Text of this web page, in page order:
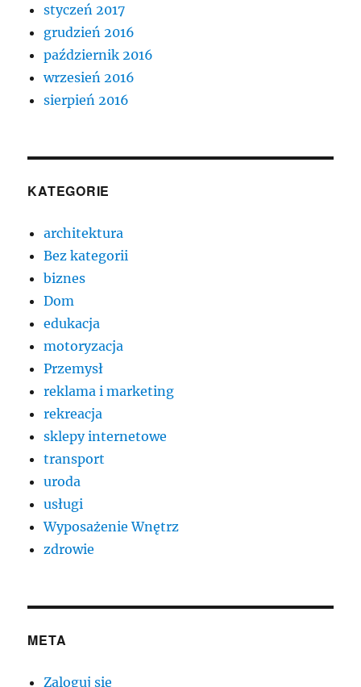
styczeń 2017
grudzień 2016
październik 2016
wrzesień 2016
sierpień 2016
KATEGORIE
architektura
Bez kategorii
biznes
Dom
edukacja
motoryzacja
Przemysł
reklama i marketing
rekreacja
sklepy internetowe
transport
uroda
usługi
Wyposażenie Wnętrz
zdrowie
META
Zaloguj się